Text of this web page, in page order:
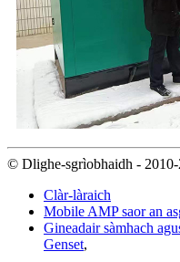
© Dlighe-sgrìobhaidh -
Clàr-làraich
Mobile AMP saor an
Gineadair sàmhach
Genset,